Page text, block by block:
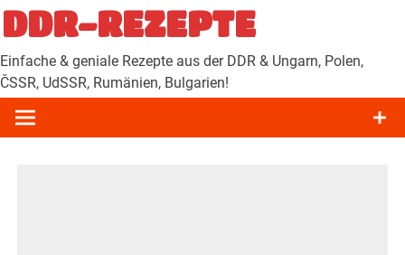
Zum
Inhalt
springen
DDR-REZEPTE
Einfache & geniale Rezepte aus der DDR & Ungarn, Polen,
ČSSR, UdSSR, Rumänien, Bulgarien!